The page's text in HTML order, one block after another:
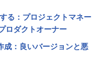
る：プロジェクトマネー
ロダクトオーナー
成：良いバージョンと悪